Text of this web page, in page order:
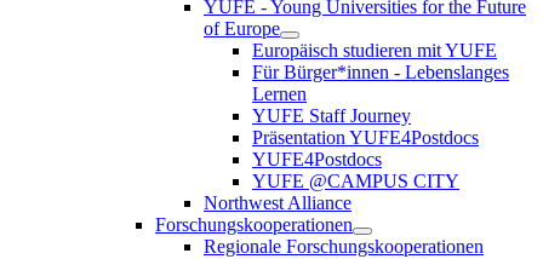
YUFE - Young Universities for the Future
of Europe
Europäisch studieren mit YUFE
Für Bürger*innen - Lebenslanges
Lernen
YUFE Staff Journey
Präsentation YUFE4Postdocs
YUFE4Postdocs
YUFE @CAMPUS CITY
Northwest Alliance
Forschungskooperationen
Regionale Forschungskooperationen